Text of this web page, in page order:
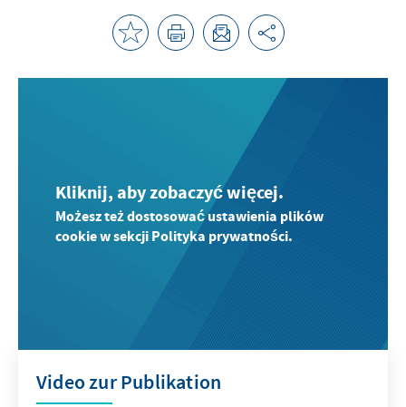
Kliknij, aby zobaczyć więcej.
Możesz też dostosować ustawienia plików
cookie w sekcji Polityka prywatności.
Video zur Publikation